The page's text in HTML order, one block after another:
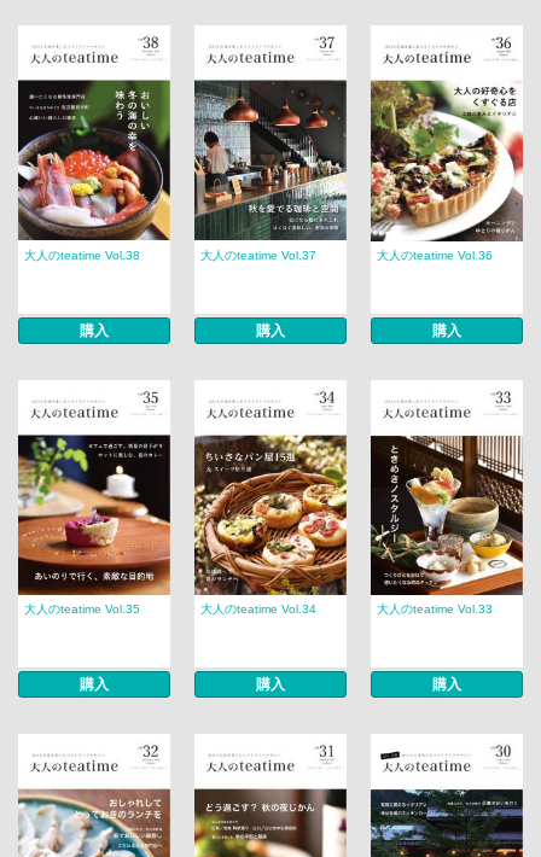
大人のteatime Vol.38
購入
大人のteatime Vol.37
購入
大人のteatime Vol.36
購入
大人のteatime Vol.35
購入
大人のteatime Vol.34
購入
大人のteatime Vol.33
購入